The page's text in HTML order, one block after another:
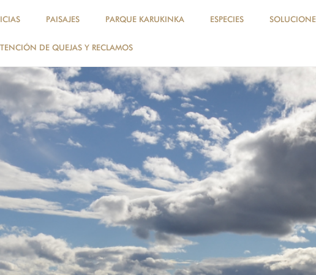
PAISAJES PARQUE KARUKINKA ESPECIES
DE QUEJAS Y RECLAMOS